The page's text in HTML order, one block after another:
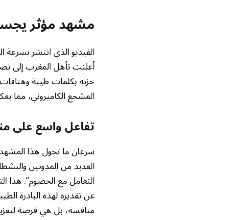
مشهد مؤثر
الفيديو الذي انتشر بسرعة
أعلنت تأهل المغرب إلى
حزنه بكلمات طيبة
المشجع الكاميروني، مما
تفاعل واسع على
سرعان ما تحول هذا
العديد من المدونين
التعامل مع الخصوم”. هذا
عن تقديره لهذه البادرة
منافسة، بل هي فرصة